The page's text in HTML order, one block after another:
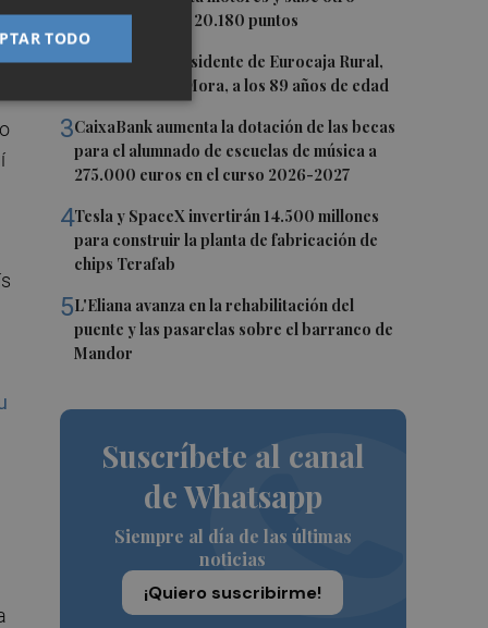
0,62%, hasta los 20.180 puntos
2Fallece el expresidente de Eurocaja Rural,
Andrés Gómez Mora, a los 89 años de edad
3CaixaBank aumenta la dotación de las becas
para el alumnado de escuelas de música a
275.000 euros en el curso 2026-2027
4Tesla y SpaceX invertirán 14.500 millones
para construir la planta de fabricación de
chips Terafab
5L'Eliana avanza en la rehabilitación del
puente y las pasarelas sobre el barranco de
Mandor
Suscríbete al canal
de Whatsapp
Siempre al día de las últimas
noticias
¡Quiero suscribirme!
TODO